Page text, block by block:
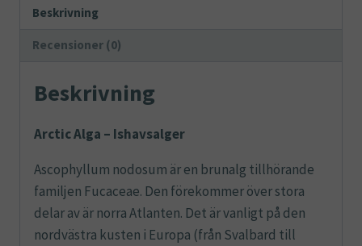
Beskrivning
Recensioner (0)
Beskrivning
Arctic Alga – Ishavsalger
Ascophyllum nodosum är en brunalg tillhörande
familjen Fucaceae. Den förekommer över stora
delar av är norra Atlanten. Det är vanligt på den
nordvästra kusten i Europa (från Svalbard till